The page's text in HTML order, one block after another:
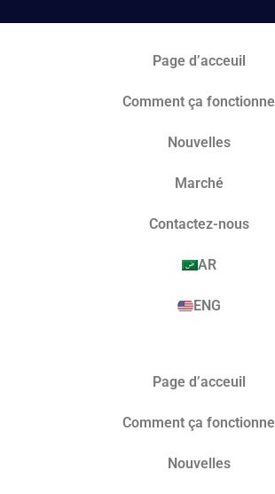
Page d’acceuil
Comment ça fonctionne
Nouvelles
Marché​
Contactez-nous
AR
ENG
Page d’acceuil
Comment ça fonctionne
Nouvelles